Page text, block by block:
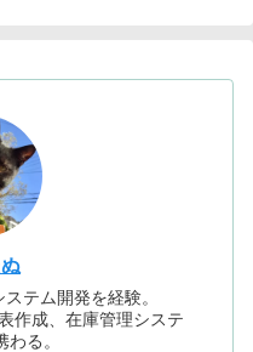
テム開発を経験。
作成、在庫管理システ
る。